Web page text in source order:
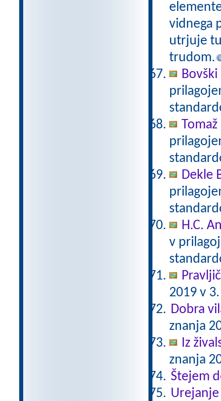
vidnega
utrjuje
trudom.
Dekle
H.C.
v
2019 v
Dobra
znanja
Iz
znanja
Štejem